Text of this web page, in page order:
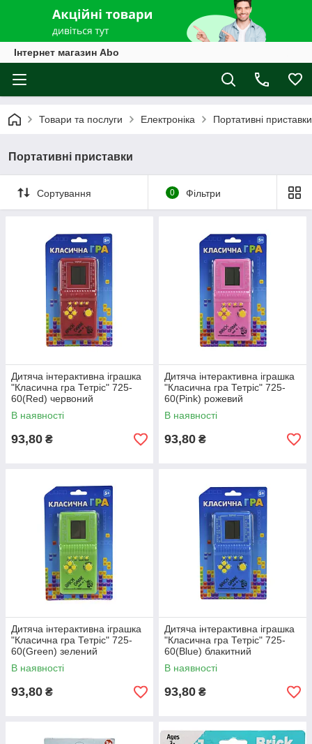
Інтернет магазин Abo
Товари та послуги Електроніка Портативні приставки
Портативні приставки
Сортування 0 Фільтри
Дитяча інтерактивна іграшка
"Класична гра Тетріс" 725-
60(Red) червоний
В наявності
93,80 ₴
Дитяча інтерактивна іграшка
"Класична гра Тетріс" 725-
60(Pink) рожевий
В наявності
93,80 ₴
Дитяча інтерактивна іграшка
"Класична гра Тетріс" 725-
60(Green) зелений
В наявності
93,80 ₴
Дитяча інтерактивна іграшка
"Класична гра Тетріс" 725-
60(Blue) блакитний
В наявності
93,80 ₴